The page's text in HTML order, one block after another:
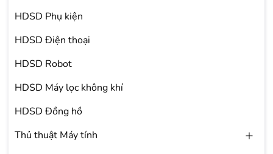
HDSD Phụ kiện
HDSD Điện thoại
HDSD Robot
HDSD Máy lọc không khí
HDSD Đồng hồ
Thủ thuật Máy tính